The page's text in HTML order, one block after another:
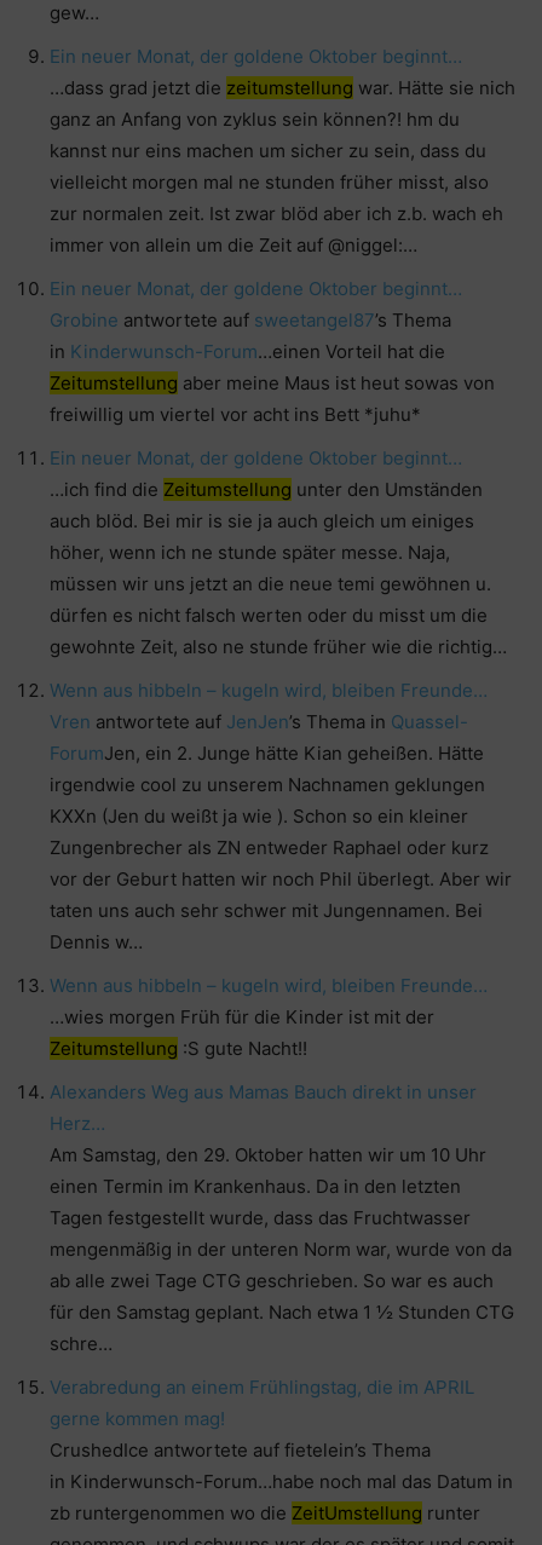
gew…
Ein neuer Monat, der goldene Oktober beginnt…
…dass grad jetzt die zeitumstellung war. Hätte sie nich
ganz an Anfang von zyklus sein können?! hm du
kannst nur eins machen um sicher zu sein, dass du
vielleicht morgen mal ne stunden früher misst, also
zur normalen zeit. Ist zwar blöd aber ich z.b. wach eh
immer von allein um die Zeit auf @niggel:…
Ein neuer Monat, der goldene Oktober beginnt…
Grobine antwortete auf sweetangel87’s Thema
in Kinderwunsch-Forum…einen Vorteil hat die
Zeitumstellung aber meine Maus ist heut sowas von
freiwillig um viertel vor acht ins Bett *juhu*
Ein neuer Monat, der goldene Oktober beginnt…
…ich find die Zeitumstellung unter den Umständen
auch blöd. Bei mir is sie ja auch gleich um einiges
höher, wenn ich ne stunde später messe. Naja,
müssen wir uns jetzt an die neue temi gewöhnen u.
dürfen es nicht falsch werten oder du misst um die
gewohnte Zeit, also ne stunde früher wie die richtig…
Wenn aus hibbeln – kugeln wird, bleiben Freunde…
Vren antwortete auf JenJen’s Thema in Quassel-
ForumJen, ein 2. Junge hätte Kian geheißen. Hätte
irgendwie cool zu unserem Nachnamen geklungen
KXXn (Jen du weißt ja wie ). Schon so ein kleiner
Zungenbrecher als ZN entweder Raphael oder kurz
vor der Geburt hatten wir noch Phil überlegt. Aber wir
taten uns auch sehr schwer mit Jungennamen. Bei
Dennis w…
Wenn aus hibbeln – kugeln wird, bleiben Freunde…
…wies morgen Früh für die Kinder ist mit der
Zeitumstellung :S gute Nacht!!
Alexanders Weg aus Mamas Bauch direkt in unser
Herz…
Am Samstag, den 29. Oktober hatten wir um 10 Uhr
einen Termin im Krankenhaus. Da in den letzten
Tagen festgestellt wurde, dass das Fruchtwasser
mengenmäßig in der unteren Norm war, wurde von da
ab alle zwei Tage CTG geschrieben. So war es auch
für den Samstag geplant. Nach etwa 1 ½ Stunden CTG
schre…
Verabredung an einem Frühlingstag, die im APRIL
gerne kommen mag!
CrushedIce antwortete auf fietelein’s Thema
in Kinderwunsch-Forum…habe noch mal das Datum in
zb runtergenommen wo die ZeitUmstellung runter